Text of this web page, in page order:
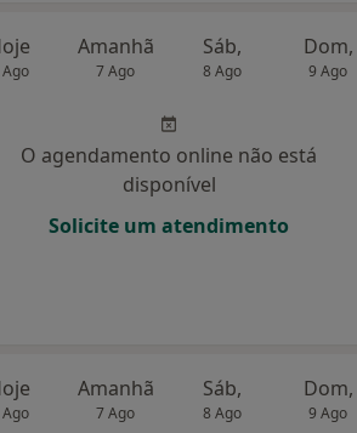
Amanhã
7 Ago
Sáb,
8 Ago
Dom,
9 Ago
O agendamento online não está
disponível
Solicite um atendimento
Amanhã
7 Ago
Sáb,
8 Ago
Dom,
9 Ago